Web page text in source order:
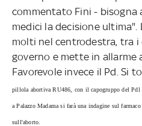
commentato Fini - bisogna
medici la decisione ultima".
molti nel centrodestra, tra
governo e mette in allarme
Favorevole invece il Pd. Si
pillola abortiva RU486, con il capogruppo del Pdl
a Palazzo Madama si farà una indagine sul
sull'aborto.